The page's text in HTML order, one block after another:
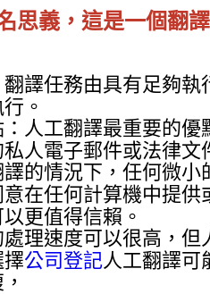
思義，這是一個翻
譯任務由具有足夠
。
：人工翻譯最重要的
人電子郵件或法律文
的情況下，任何微
在任何計算機中提
更值得信賴。
理速度可以很高，
公司登記 人工翻譯可